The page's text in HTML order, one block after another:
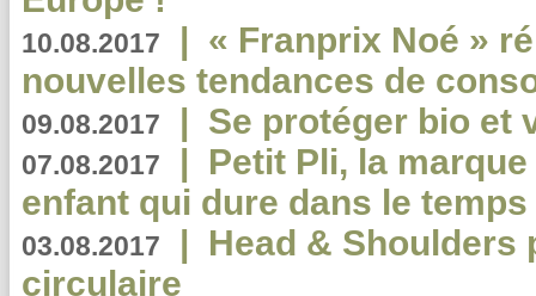
10.08.2017 | « Franprix Noé »
nouvelles tendances de
09.08.2017 | Se protéger bio et
07.08.2017 | Petit Pli, la
enfant qui dure dans le temps
03.08.2017 | Head & Shoulders
circulaire